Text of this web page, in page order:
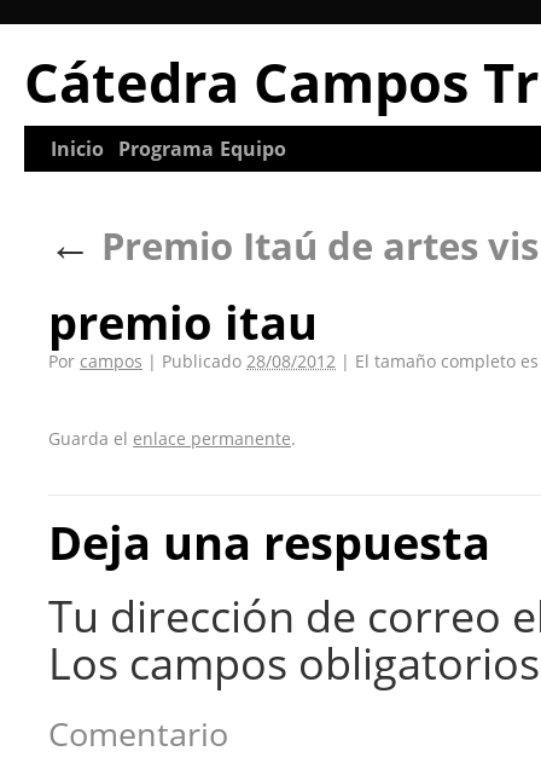
Cátedra Campos
Inicio Programa Equipo
← Premio Itaú de artes
premio itau
Por campos | Publicado 28/08/2012 | El tamaño completo
Guarda el enlace permanente.
Deja una respuesta
Tu dirección de correo
Los campos
Comentario